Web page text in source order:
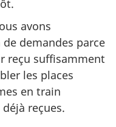
avons
demandes parce
reçu suffisamment
les places
en train
reçues.